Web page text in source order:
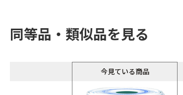
同等品・類似品を見る
今見ている商品